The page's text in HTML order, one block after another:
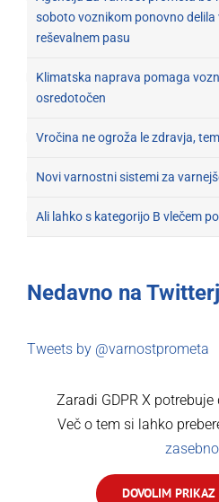
soboto voznikom ponovno delila
reševalnem pasu
Klimatska naprava pomaga
osredotočen
Vročina ne ogroža le zdravja,
Novi varnostni sistemi za
Ali lahko s kategorijo B vlečem
Nedavno na
Tweets by @varnostprometa
Zaradi GDPR X
Več o tem si lahko
DOVOLIM PRIKAZ